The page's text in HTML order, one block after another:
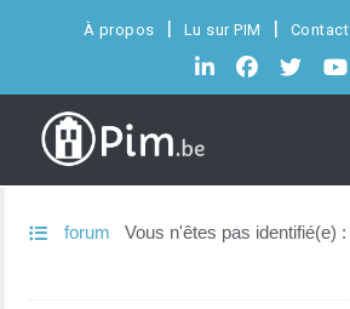
À propos Lu sur PIM Contact
forum Vous n'êtes pas identifié(e) :